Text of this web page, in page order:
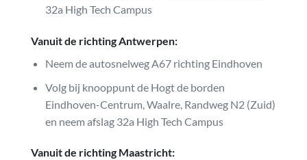
32a High Tech Campus
Vanuit de richting Antwerpen:
Neem de autosnelweg A67 richting Eindhoven
Volg bij knooppunt de Hogt de borden
Eindhoven-Centrum, Waalre, Randweg N2 (Zuid)
en neem afslag 32a High Tech Campus
Vanuit de richting Maastricht: